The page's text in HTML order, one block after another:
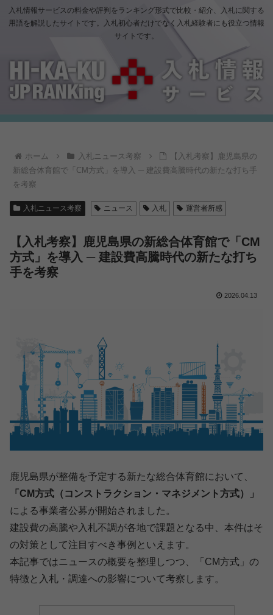
入札情報サービスの料金や評判をランキング形式で比較・紹介、入札に関する
用語を解説したサイトです。入札初心者だけでなく入札経験者にも役立つ情報
サイトです。
ホーム 入札ニュース考察
【入札考察】鹿児島県の
新総合体育館で「CM方式」を導入 ─ 建設費高騰時代の新たな打ち手
を考察
入札ニュース考察 ニュース 入札 運営者所感
【入札考察】鹿児島県の新総合体育館で「CM
方式」を導入 ─ 建設費高騰時代の新たな打ち
手を考察
2026.04.13
鹿児島県が整備を予定する新たな総合体育館において、
「CM方式（コンストラクション・マネジメント方式）」
による事業者公募が開始されました。
建設費の高騰や入札不調が各地で課題となる中、本件はそ
の対策として注目すべき事例といえます。
本記事ではニュースの概要を整理しつつ、「CM方式」の
特徴と入札・調達への影響について考察します。